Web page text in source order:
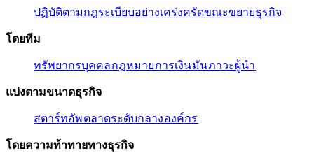
ปฏิบัติตามกฎระเบียบอย่างเคร่งครัดขณะขยายธุรกิจ​​
โดยทีม​​
ทรัพยากรบุคคล​​กฎหมาย​​การเงิน​​มัน​​ภาวะผู้นํา​​
แบ่งตามขนาดธุรกิจ​​
สตาร์ทอัพ​​ตลาดระดับกลาง​​องค์กร​​
โดยความท้าทายทางธุรกิจ​​